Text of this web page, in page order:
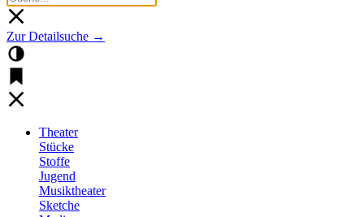
Zur Detailsuche →
Theater
Stücke
Stoffe
Jugend
Musiktheater
Sketche